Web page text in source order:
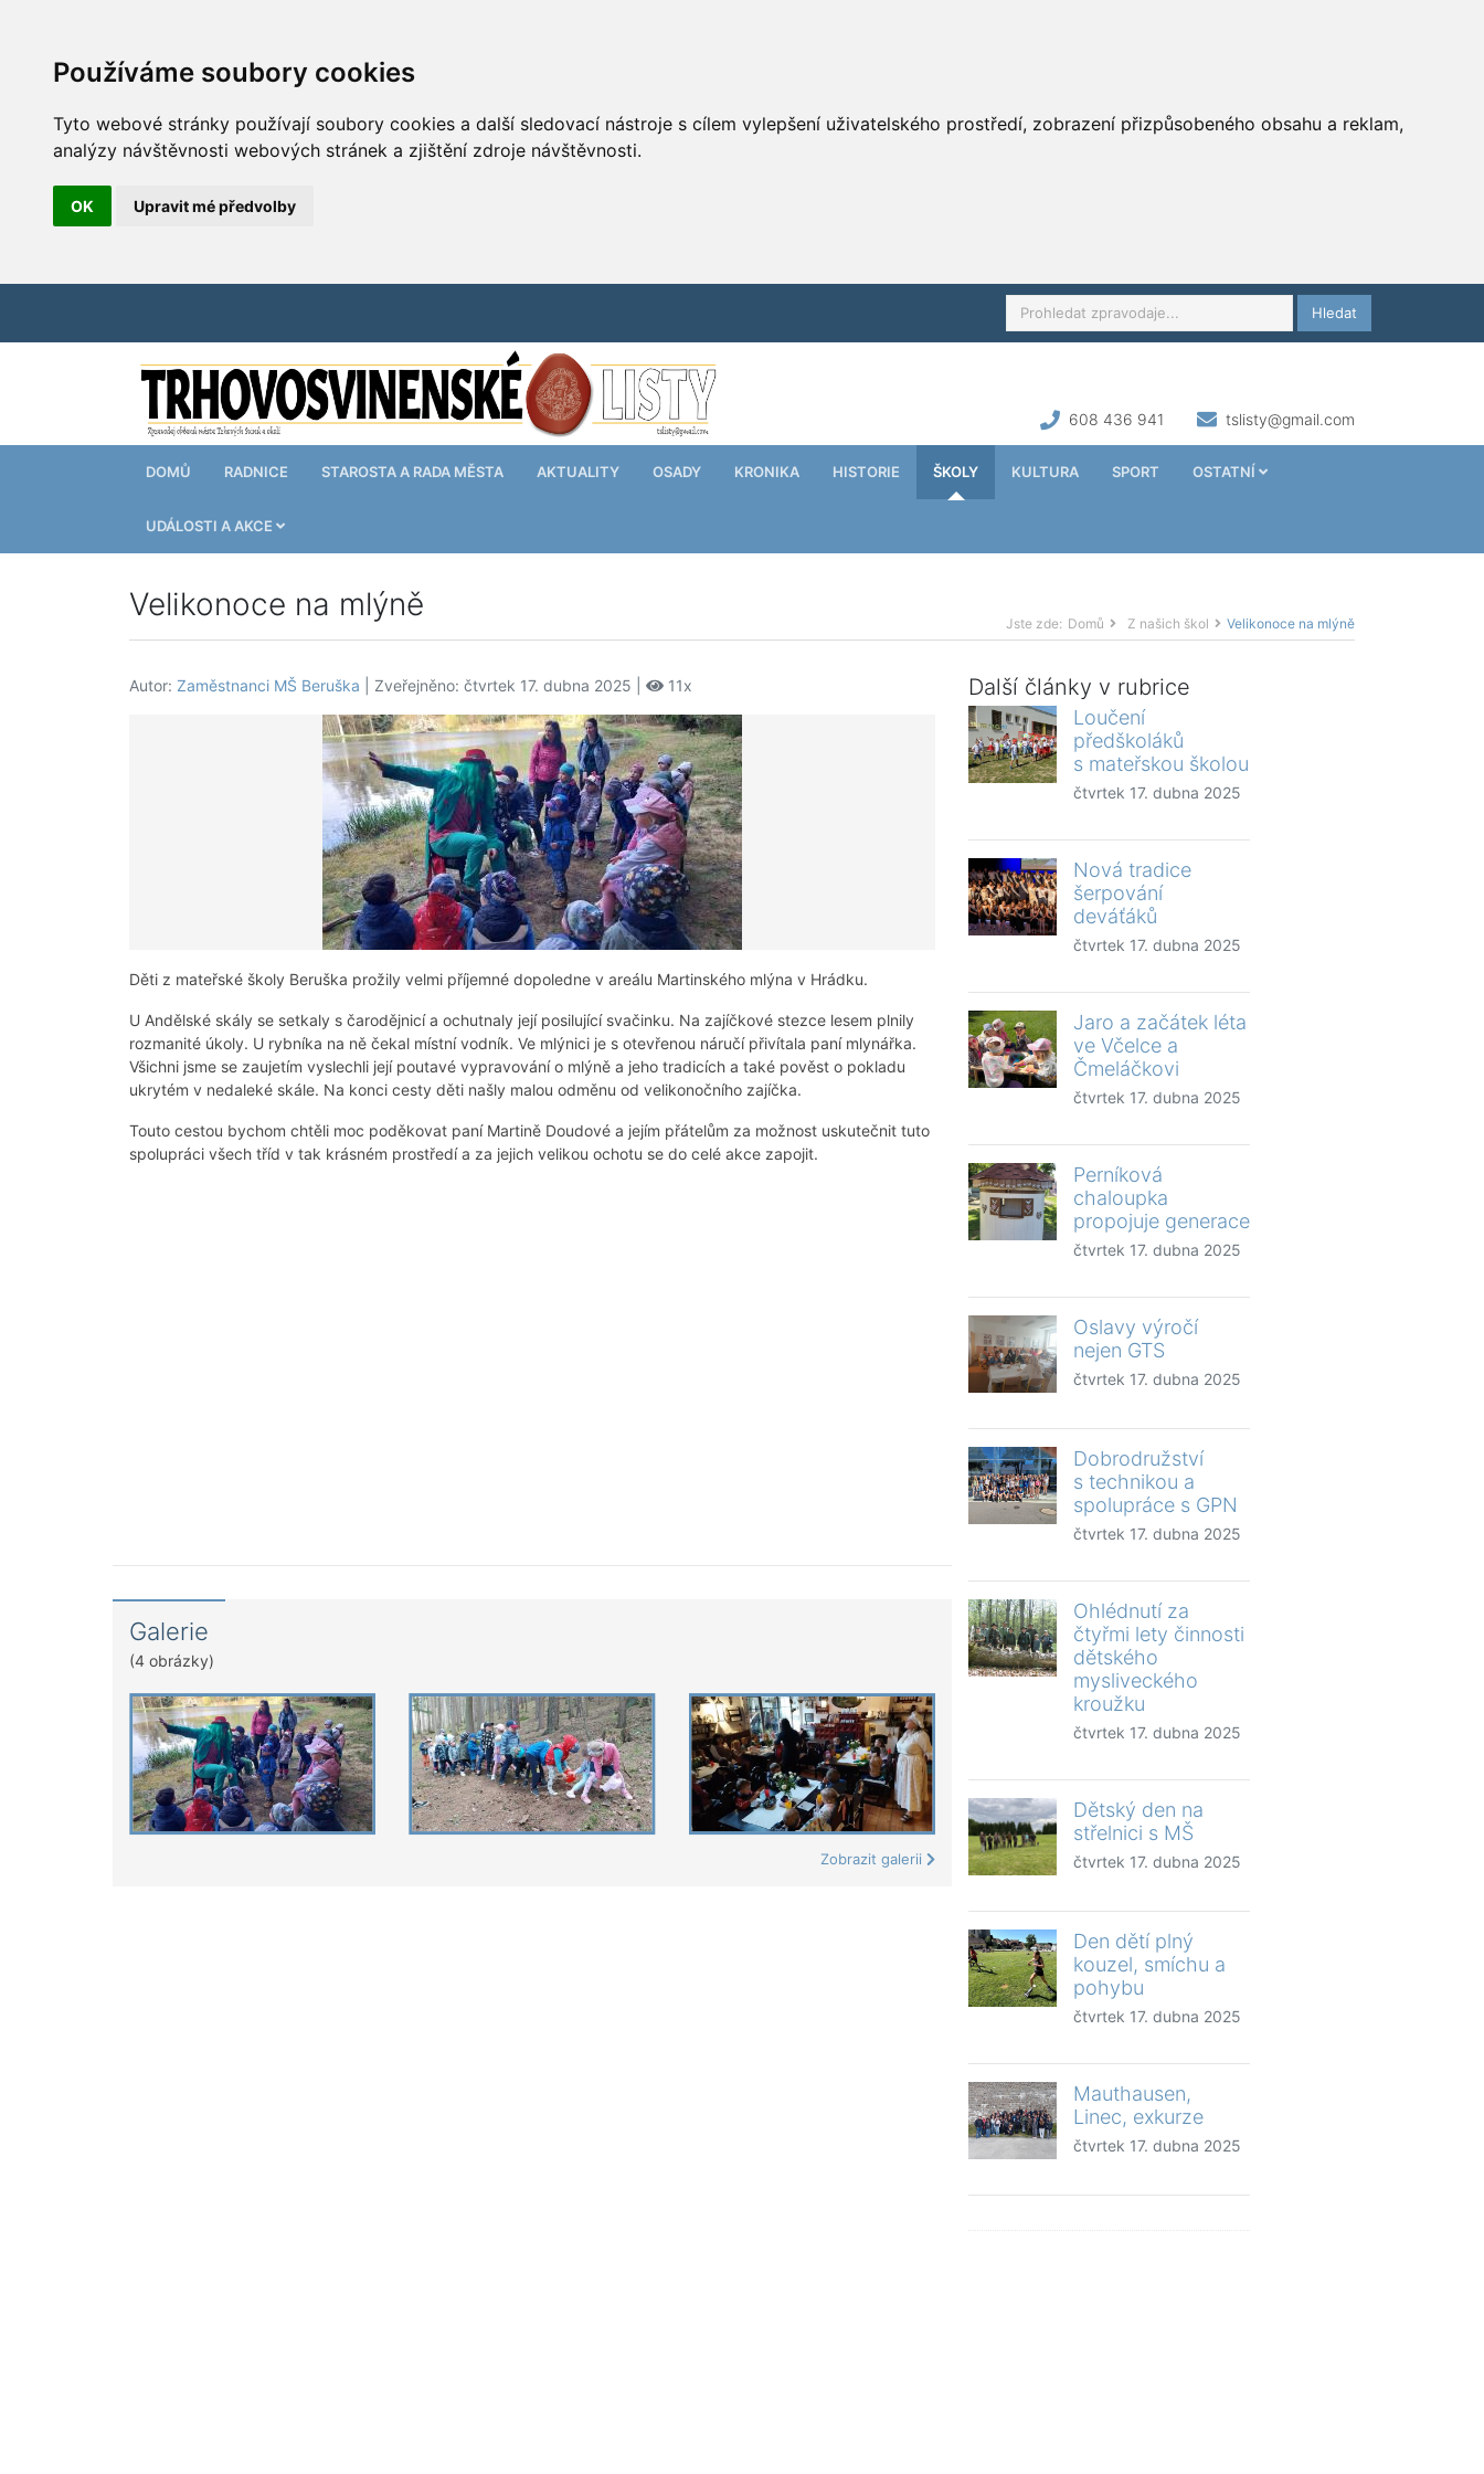
Používáme soubory cookies
Tyto webové stránky používají soubory cookies a další sledovací nástroje s cílem vylepšení uživatelského prostředí, zobrazení přizpůsobeného obsahu a reklam,
analýzy návštěvnosti webových stránek a zjištění zdroje návštěvnosti.
OK Upravit mé předvolby
Hledat
608 436 941 tslisty@gmail.com
DOMŮ RADNICE STAROSTA A RADA MĚSTA AKTUALITY OSADY KRONIKA HISTORIE ŠKOLY KULTURA SPORT OSTATNÍ
UDÁLOSTI A AKCE
Velikonoce na mlýně
Jste zde: Domů Z našich škol Velikonoce na mlýně
Autor: Zaměstnanci MŠ Beruška | Zveřejněno: čtvrtek 17. dubna 2025 | 11x
Děti z mateřské školy Beruška prožily velmi příjemné dopoledne v areálu Martinského mlýna v Hrádku.
U Andělské skály se setkaly s čarodějnicí a ochutnaly její posilující svačinku. Na zajíčkové stezce lesem plnily
rozmanité úkoly. U rybníka na ně čekal místní vodník. Ve mlýnici je s otevřenou náručí přivítala paní mlynářka.
Všichni jsme se zaujetím vyslechli její poutavé vypravování o mlýně a jeho tradicích a také pověst o pokladu
ukrytém v nedaleké skále. Na konci cesty děti našly malou odměnu od velikonočního zajíčka.
Touto cestou bychom chtěli moc poděkovat paní Martině Doudové a jejím přátelům za možnost uskutečnit tuto
spolupráci všech tříd v tak krásném prostředí a za jejich velikou ochotu se do celé akce zapojit.
Galerie
(4 obrázky)
Zobrazit galerii
Další články v rubrice
Loučení
předškoláků
s mateřskou školou
čtvrtek 17. dubna 2025
Nová tradice
šerpování
deváťáků
čtvrtek 17. dubna 2025
Jaro a začátek léta
ve Včelce a
Čmeláčkovi
čtvrtek 17. dubna 2025
Perníková
chaloupka
propojuje generace
čtvrtek 17. dubna 2025
Oslavy výročí
nejen GTS
čtvrtek 17. dubna 2025
Dobrodružství
s technikou a
spolupráce s GPN
čtvrtek 17. dubna 2025
Ohlédnutí za
čtyřmi lety činnosti
dětského
mysliveckého
kroužku
čtvrtek 17. dubna 2025
Dětský den na
střelnici s MŠ
čtvrtek 17. dubna 2025
Den dětí plný
kouzel, smíchu a
pohybu
čtvrtek 17. dubna 2025
Mauthausen,
Linec, exkurze
čtvrtek 17. dubna 2025